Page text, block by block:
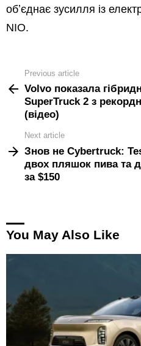
обʼєднає зусилля із
NIO.
more
Previous article
Volvo показала
SuperTruck 2 з
(відео)
Next article
Знов не Cybertruck:
двох пляшок пива та
за $150
You May Also Like